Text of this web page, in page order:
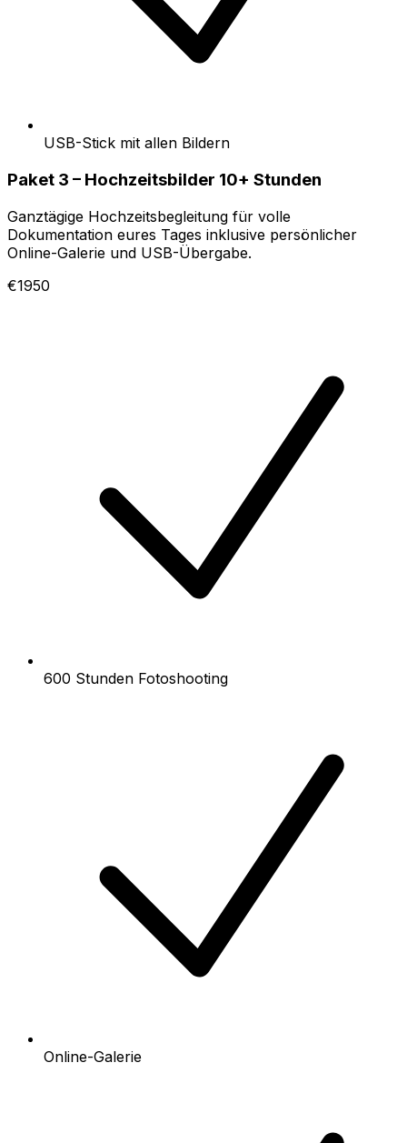
USB-Stick mit allen Bildern
Paket 3 – Hochzeitsbilder 10+ Stunden
Ganztägige Hochzeitsbegleitung für volle
Dokumentation eures Tages inklusive persönlicher
Online-Galerie und USB-Übergabe.
€1950
600 Stunden Fotoshooting
Online-Galerie